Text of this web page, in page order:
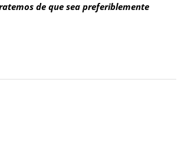
de que sea preferiblemente